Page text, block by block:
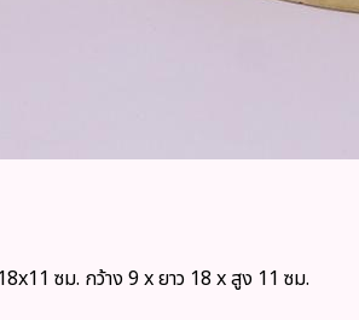
ซม. กว้าง 9 x ยาว 18 x สูง 11 ซม.